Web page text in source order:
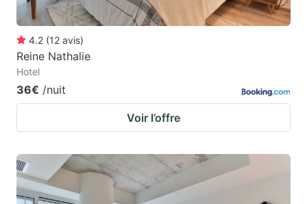
4.2 (12 avis)
Reine Nathalie
Hotel
36€ /nuit
Voir l’offre